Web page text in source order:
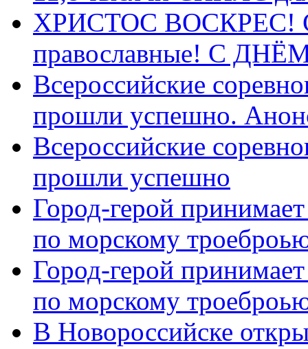
ХРИСТОС ВОСКРЕС! С
православные! C
Всероссийские
прошли успешно.
Всероссийские
прошли успешно
Город-герой
по морскому
Город-герой
по морскому
В Новороссийске